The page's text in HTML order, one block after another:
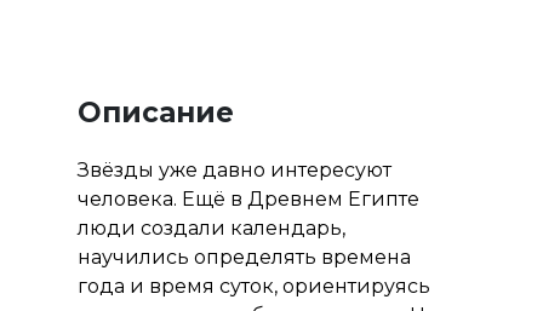
Звёзды уже давно интересуют
человека. Ещё в Древнем Египте
люди создали календарь,
научились определять времена
года и время суток, ориентируясь
Описание